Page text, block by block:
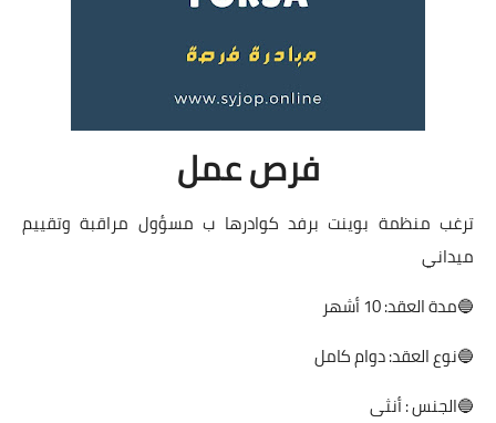
فرص عمل
ترغب منظمة بوينت برفد كوادرها ب مسؤول مراقبة وتقييم
ميداني
🔵مدة العقد: 10 أشهر
🔵نوع العقد: دوام كامل
🔵الجنس : أنثى